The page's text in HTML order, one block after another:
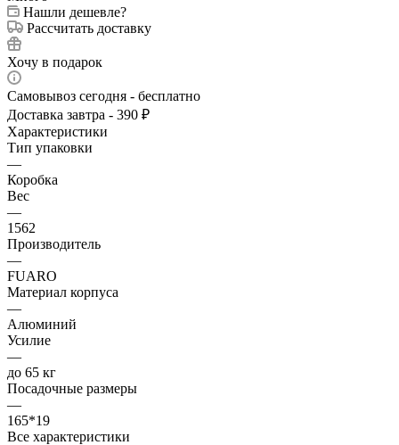
Нашли дешевле?
Рассчитать доставку
Хочу в подарок
Самовывоз сегодня - бесплатно
Доставка завтра - 390 ₽
Характеристики
Тип упаковки
—
Коробка
Вес
—
1562
Производитель
—
FUARO
Материал корпуса
—
Алюминий
Усилие
—
до 65 кг
Посадочные размеры
—
165*19
Все характеристики